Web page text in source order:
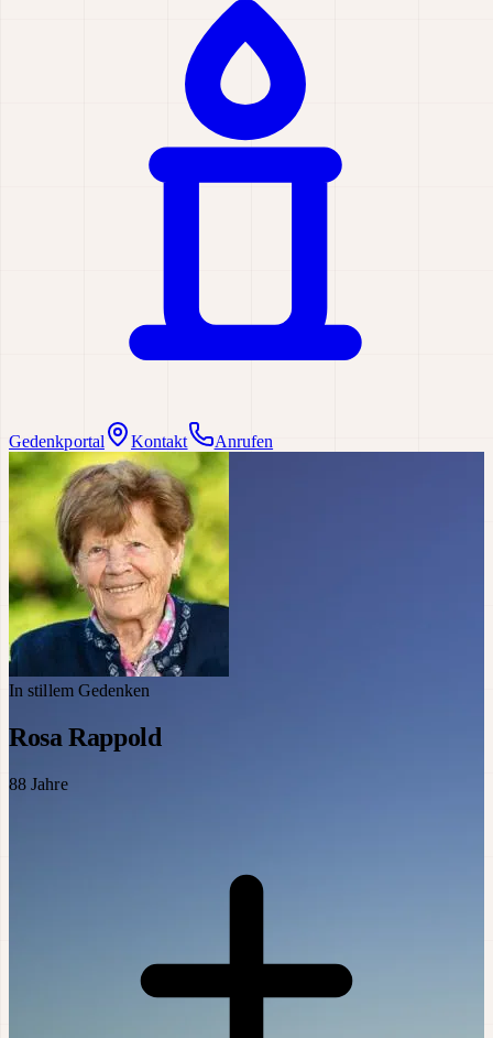
Gedenkportal Kontakt Anrufen
In stillem Gedenken
Rosa Rappold
88 Jahre